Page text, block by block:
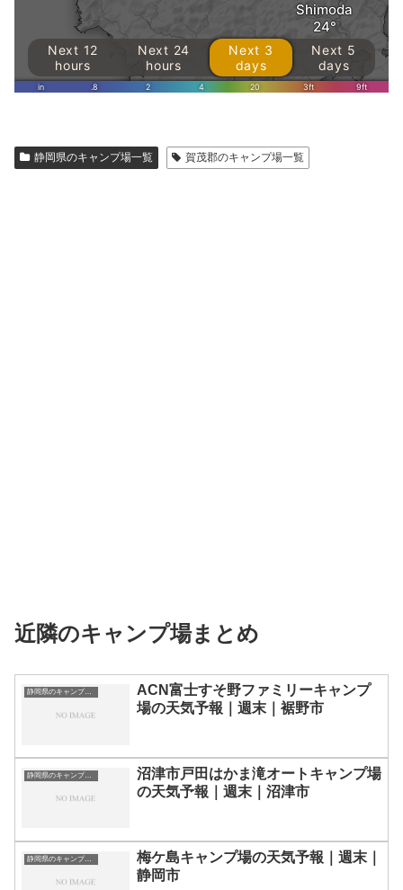
静岡県のキャンプ場一覧 賀茂郡のキャンプ場一覧
近隣のキャンプ場まとめ
静岡県のキャンプ場一覧
ACN富士すそ野ファミリーキャンプ
場の天気予報｜週末｜裾野市
静岡県のキャンプ場一覧
沼津市戸田はかま滝オートキャンプ場
の天気予報｜週末｜沼津市
静岡県のキャンプ場一覧
梅ケ島キャンプ場の天気予報｜週末｜
静岡市